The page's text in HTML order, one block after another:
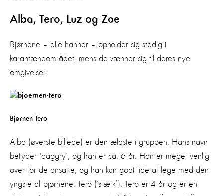
Alba, Tero, Luz og Zoe
Bjørnene – alle hanner – opholder sig stadig i
karantæneområdet, mens de vænner sig til deres nye
omgivelser.
Bjørnen Tero
Alba (øverste billede) er den ældste i gruppen. Hans navn
betyder 'daggry', og han er ca. 6 år. Han er meget venlig
over for de ansatte, og han kan godt lide at lege med den
yngste af bjørnene, Tero (’stærk’). Tero er 4 år og er en